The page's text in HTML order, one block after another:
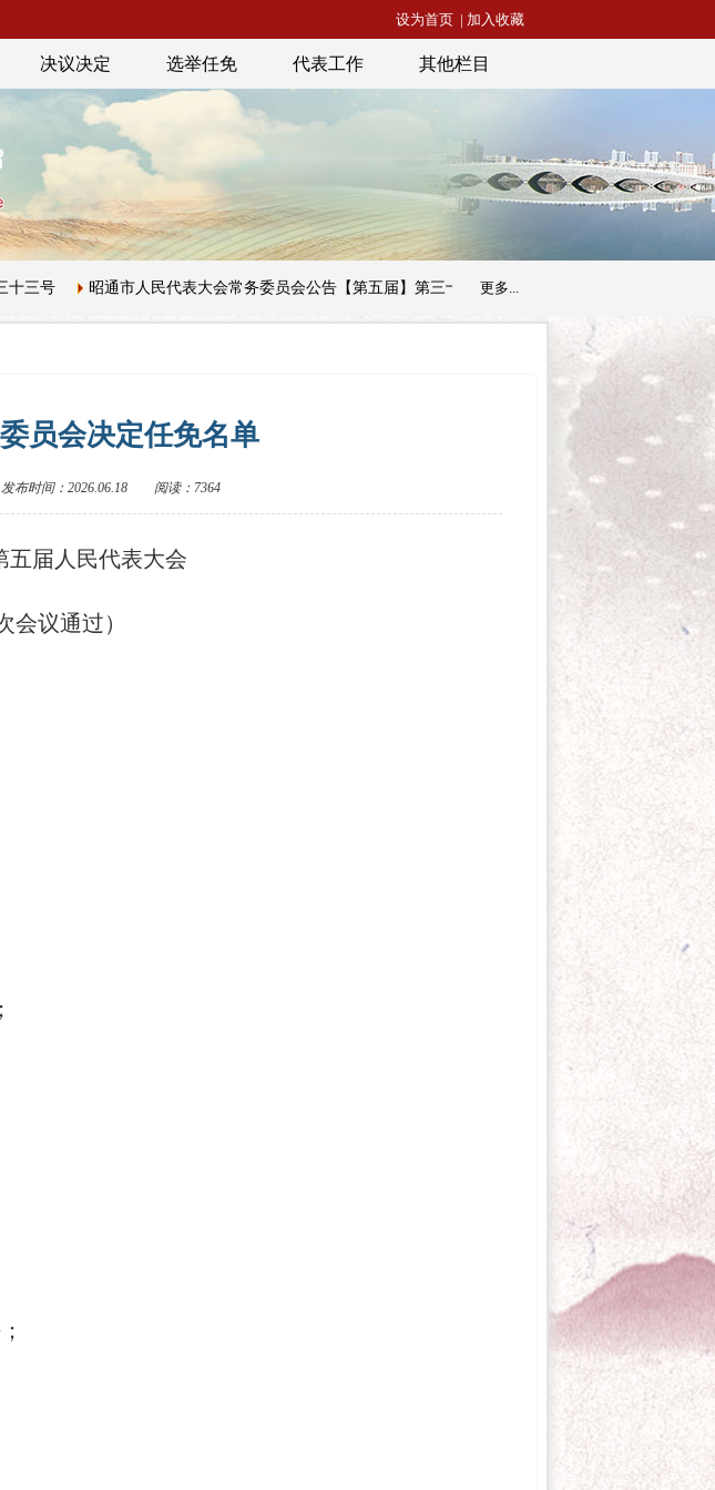
设为首页 | 加入收藏
决议决定 选举任免 代表工作 其他栏目
号 昭通市人民代表大会常务委员会公告【第五届】第三十二号 昭通市人民代表大会常务委员
更多...
员会决定任免名单
发布时间：2026.06.18 阅读：7364
五届人民代表大会
会议通过）